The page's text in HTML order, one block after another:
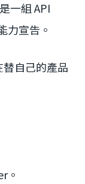
一組 API
力宣告。
自己的產品
。